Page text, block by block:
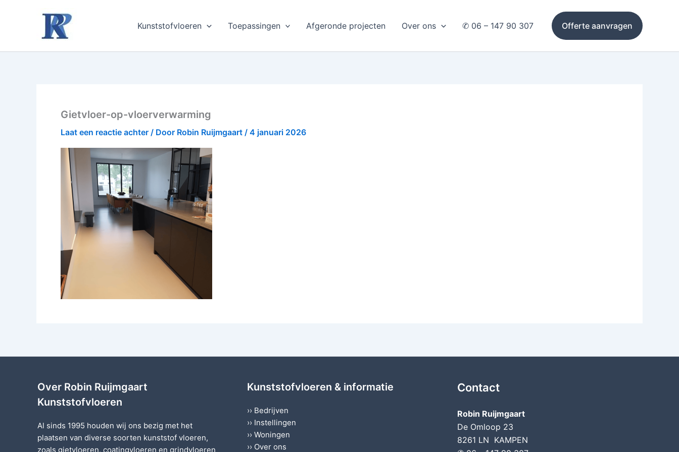
Kunststofvloeren Toepassingen Afgeronde projecten Over ons ✆ 06 – 147 90 307 Offerte aanvragen
Gietvloer-op-vloerverwarming
Laat een reactie achter / Door Robin Ruijmgaart / 4 januari 2026
Over Robin Ruijmgaart
Kunststofvloeren
Al sinds 1995 houden wij ons bezig met het
plaatsen van diverse soorten kunststof vloeren,
zoals gietvloeren, coatingvloeren en grindvloeren
Kunststofvloeren & informatie
›› Bedrijven
›› Instellingen
›› Woningen
›› Over ons
Contact
Robin Ruijmgaart
De Omloop 23
8261 LN KAMPEN